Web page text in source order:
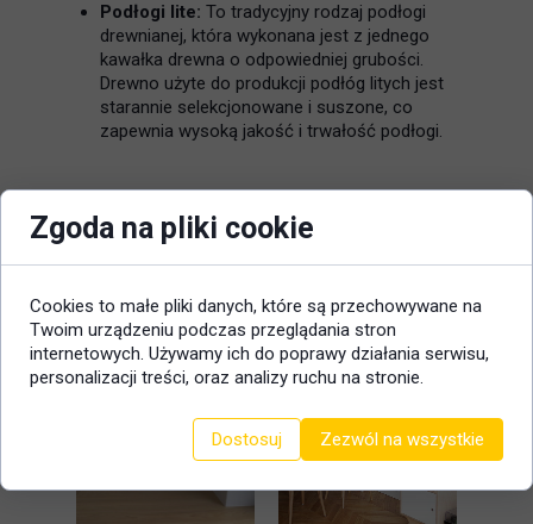
Podłogi lite: To tradycyjny rodzaj podłogi
drewnianej, która wykonana jest z jednego
kawałka drewna o odpowiedniej grubości.
Drewno użyte do produkcji podłóg litych jest
starannie selekcjonowane i suszone, co
zapewnia wysoką jakość i trwałość podłogi.
Zgoda na pliki cookie
Cookies to małe pliki danych, które są przechowywane na
Twoim urządzeniu podczas przeglądania stron
internetowych. Używamy ich do poprawy działania serwisu,
personalizacji treści, oraz analizy ruchu na stronie.
Dostosuj Zezwól na wszystkie